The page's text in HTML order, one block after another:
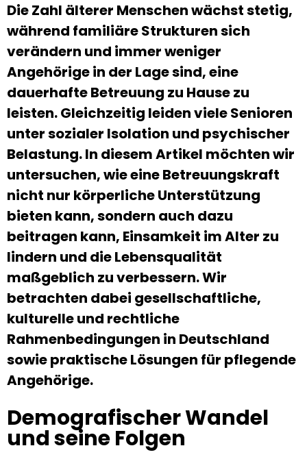
Die Zahl älterer Menschen wächst stetig,
während familiäre Strukturen sich
verändern und immer weniger
Angehörige in der Lage sind, eine
dauerhafte Betreuung zu Hause zu
leisten. Gleichzeitig leiden viele Senioren
unter sozialer Isolation und psychischer
Belastung. In diesem Artikel möchten wir
untersuchen, wie eine Betreuungskraft
nicht nur körperliche Unterstützung
bieten kann, sondern auch dazu
beitragen kann, Einsamkeit im Alter zu
lindern und die Lebensqualität
maßgeblich zu verbessern. Wir
betrachten dabei gesellschaftliche,
kulturelle und rechtliche
Rahmenbedingungen in Deutschland
sowie praktische Lösungen für pflegende
Angehörige.
Demografischer Wandel
und seine Folgen